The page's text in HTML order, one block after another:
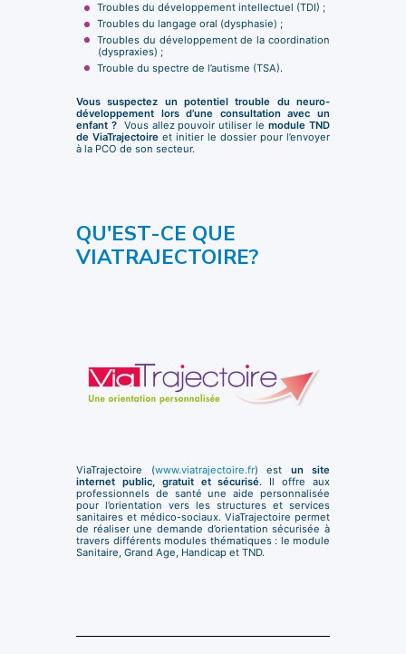
Troubles du développement intellectuel (TDI) ;
Troubles du langage oral (dysphasie) ;
Troubles du développement de la coordination
(dyspraxies) ;
Trouble du spectre de l’autisme (TSA).
Vous suspectez un potentiel trouble du neuro-
développement lors d’une consultation avec un
enfant ?Vous allez pouvoir utiliser lemodule TND
de ViaTrajectoire et initier le dossier pour l’envoyer
à la PCO de son secteur.
QU'EST-CE QUE
VIATRAJECTOIRE?
ViaTrajectoire (www.viatrajectoire.fr) est un site
internet public, gratuit et sécurisé. Il offre aux
professionnels de santé une aide personnalisée
pour l’orientation vers les structures et services
sanitaires et médico-sociaux. ViaTrajectoire permet
de réaliser une demande d’orientation sécurisée à
travers différents modules thématiques : le module
Sanitaire, Grand Age, Handicap et TND.